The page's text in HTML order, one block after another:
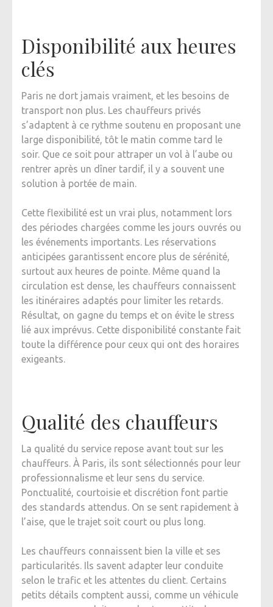
Disponibilité aux heures
clés
Paris ne dort jamais vraiment, et les besoins de
transport non plus. Les chauffeurs privés
s’adaptent à ce rythme soutenu en proposant une
large disponibilité, tôt le matin comme tard le
soir. Que ce soit pour attraper un vol à l’aube ou
rentrer après un dîner tardif, il y a souvent une
solution à portée de main.
Cette flexibilité est un vrai plus, notamment lors
des périodes chargées comme les jours ouvrés ou
les événements importants. Les réservations
anticipées garantissent encore plus de sérénité,
surtout aux heures de pointe. Même quand la
circulation est dense, les chauffeurs connaissent
les itinéraires adaptés pour limiter les retards.
Résultat, on gagne du temps et on évite le stress
lié aux imprévus. Cette disponibilité constante fait
toute la différence pour ceux qui ont des horaires
exigeants.
Qualité des chauffeurs
La qualité du service repose avant tout sur les
chauffeurs. À Paris, ils sont sélectionnés pour leur
professionnalisme et leur sens du service.
Ponctualité, courtoisie et discrétion font partie
des standards attendus. On se sent rapidement à
l’aise, que le trajet soit court ou plus long.
Les chauffeurs connaissent bien la ville et ses
particularités. Ils savent adapter leur conduite
selon le trafic et les attentes du client. Certains
petits détails comptent aussi, comme un véhicule